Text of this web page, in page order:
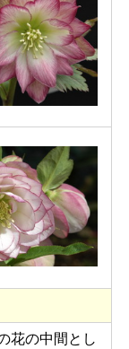
花の中間とし